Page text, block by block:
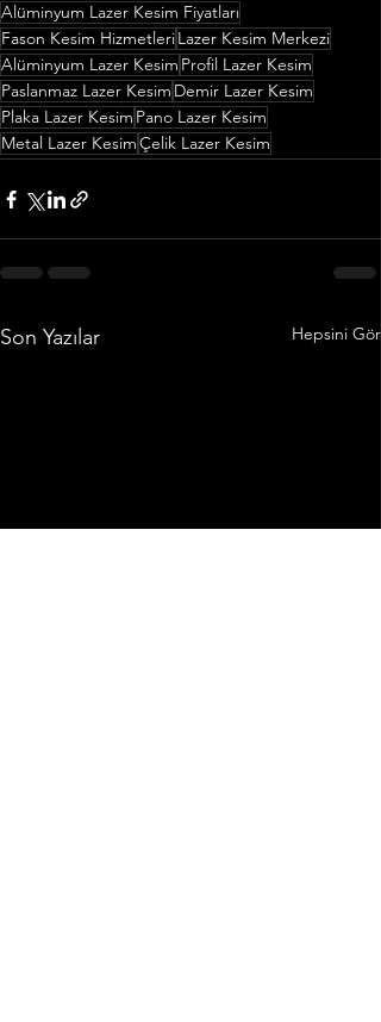
Alüminyum Lazer Kesim Fiyatları
Fason Kesim HizmetleriLazer Kesim Merkezi
Alüminyum Lazer Kesim Profil Lazer Kesim
Paslanmaz Lazer Kesim Demir Lazer Kesim
Plaka Lazer Kesim Pano Lazer Kesim
Metal Lazer KesimÇelik Lazer Kesim
Son Yazılar Hepsini Gör